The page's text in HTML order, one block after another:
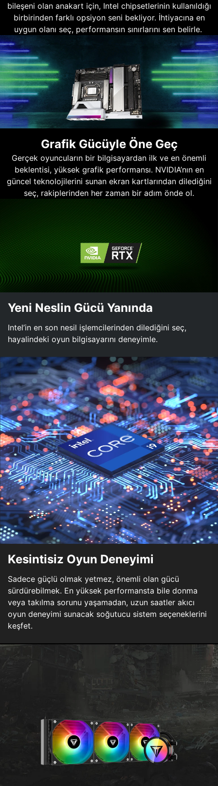
bileşeni olan anakart için, Intel chipsetlerinin kullanıldığı
birbirinden farklı opsiyon seni bekliyor. İhtiyacına en
uygun olanı seç, performansın sınırlarını sen belirle.
Grafik Gücüyle Öne Geç
Gerçek oyuncuların bir bilgisayardan ilk ve en önemli
beklentisi, yüksek grafik performansı. NVIDIA’nın en
güncel teknolojilerini sunan ekran kartlarından dilediğini
seç, rakiplerinden her zaman bir adım önde ol.
Yeni Neslin Gücü Yanında
Intel’in en son nesil işlemcilerinden dilediğini seç,
hayalindeki oyun bilgisayarını deneyimle.
Kesintisiz Oyun Deneyimi
Sadece güçlü olmak yetmez, önemli olan gücü
sürdürebilmek. En yüksek performansta bile donma
veya takılma sorunu yaşamadan, uzun saatler akıcı
oyun deneyimi sunacak soğutucu sistem seçeneklerini
keşfet.